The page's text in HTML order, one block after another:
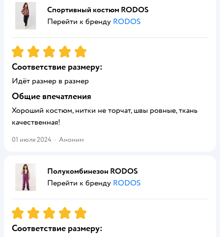
Спортивный костюм RODOS
Перейти к бренду RODOS
Рейтинг:5
Соответствие размеру:
Идёт размер в размер
Общие впечатления
Хороший костюм, нитки не торчат, швы ровные, ткань
качественная!
01 июля 2024 · Аноним
Полукомбинезон RODOS
Перейти к бренду RODOS
Рейтинг:5
Соответствие размеру: